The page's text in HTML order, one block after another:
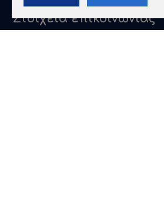
Στοιχεία επικοινωνίας